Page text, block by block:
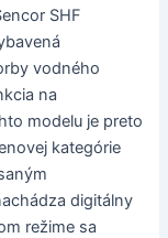
SHF
vodného
na
modelu je preto
kategórie
digitálny
režime sa